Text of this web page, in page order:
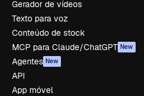
Gerador de vídeos
Texto para voz
Conteúdo de stock
MCP para Claude/ChatGPT New
Agentes New
API
App móvel